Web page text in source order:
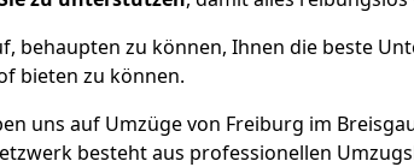
behaupten zu können, Ihnen die beste
bieten zu können.
uns auf Umzüge von Freiburg im
besteht aus professionellen